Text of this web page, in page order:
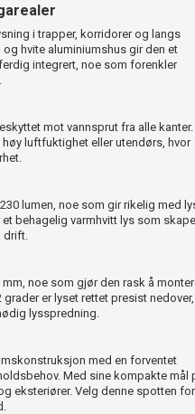
i trapper, korridorer og langs
hvite aluminiumshus gir den et
integrert, noe som forenkler
mot vannsprut fra alle kanter.
luftfuktighet eller utendørs, hvor
lumen, noe som gir rikelig med
behagelig varmhvitt lys som
noe som gjør den rask å
er lyset rettet presist nedover,
lysspredning.
med en forventet
Med sine kompakte mål
eksteriører. Velg denne spotten